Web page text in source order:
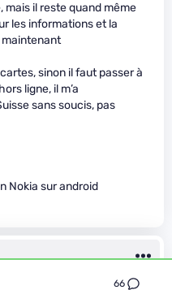
66
mais il reste quand même
les informations et la
maintenant
sinon il faut passer à
ligne, il m’a
sans soucis, pas
Nokia sur android